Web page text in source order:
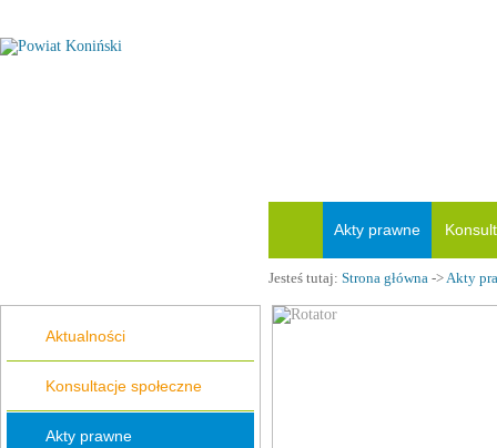
Akty prawne
Jesteś tutaj: Strona główna ->Akty
Aktualności
Konsultacje społeczne
Akty prawne